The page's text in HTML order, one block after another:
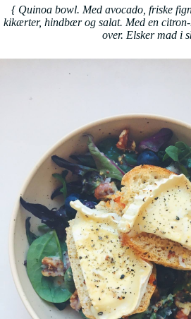
{ Quinoa bowl. Med avocado, friske
kikærter, hindbær og salat. Med en
over. Elsker mad i